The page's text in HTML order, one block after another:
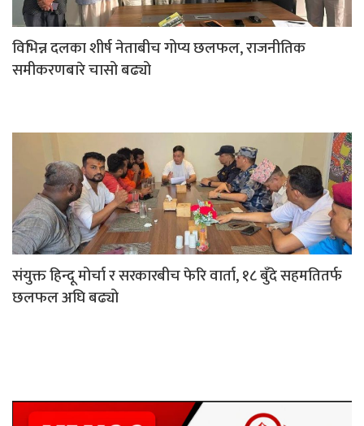
विभिन्न दलका शीर्ष नेताबीच गोप्य छलफल, राजनीतिक
समीकरणबारे चासो बढ्यो
संयुक्त हिन्दू मोर्चा र सरकारबीच फेरि वार्ता, १८ बुँदे सहमतितर्फ
छलफल अघि बढ्यो